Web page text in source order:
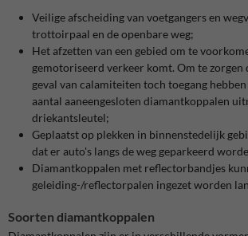
Veilige afscheiding van voetgangers en
trottoirpaal en de openbare weg;
Het afzetten van een gebied om te
gemotoriseerd verkeer komt. Om te
geval van calamiteiten toch toegang
aantal aaneengesloten diamantkoppalen
driekantsleutel;
Geplaatst op plekken in binnenstedelijk
dat er auto's langs de weg geparkeerd
Diamantkoppalen met reflectorbandjes
geleiding-/reflectorpalen ingezet worden
Soorten diamantkoppalen